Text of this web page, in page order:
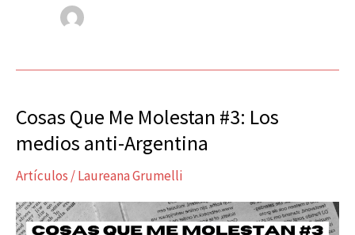
Cosas Que Me Molestan #3: Los
medios anti-Argentina
Artículos /Laureana Grumelli
Cosas
Que
Molestan
#3:
Los